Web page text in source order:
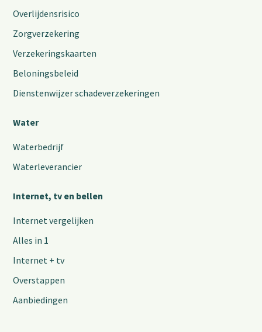
Overlijdensrisico
Zorgverzekering
Verzekeringskaarten
Beloningsbeleid
Dienstenwijzer schadeverzekeringen
Water
Waterbedrijf
Waterleverancier
Internet, tv en bellen
Internet vergelijken
Alles in 1
Internet + tv
Overstappen
Aanbiedingen